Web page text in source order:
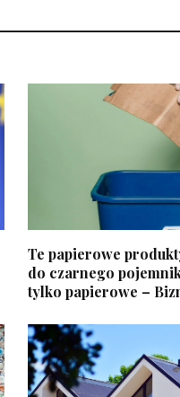
Te papierowe
do czarnego
tylko papierowe –